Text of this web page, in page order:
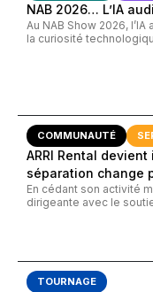
NAB 2026… L’IA
Au NAB Show 2026,
la curiosité
COMMUNAUTÉ
ARRI Rental
séparation change
En cédant son activité
dirigeante avec le
TOURNAGE